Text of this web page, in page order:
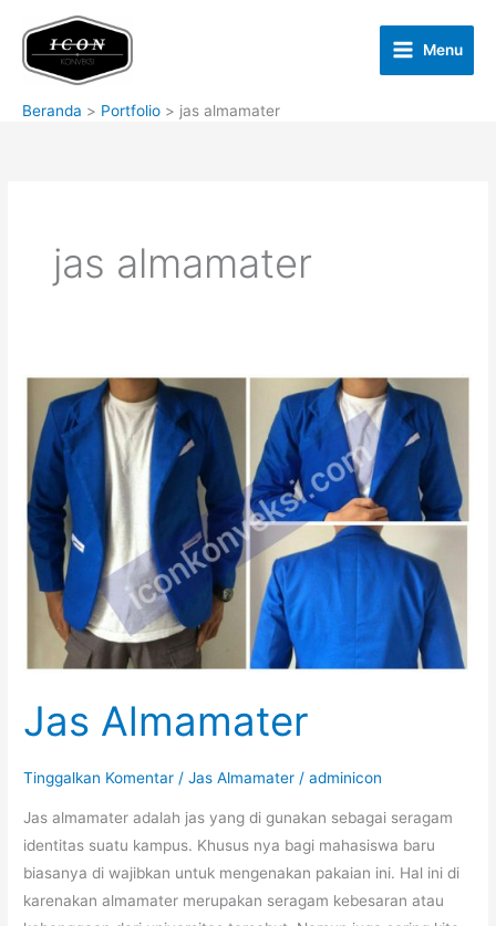
konten
Menu
Beranda Portfolio jas almamater
jas almamater
Jas Almamater
Tinggalkan Komentar /Jas Almamater /adminicon
Jas almamater adalah jas yang di gunakan sebagai seragam
identitas suatu kampus. Khusus nya bagi mahasiswa baru
biasanya di wajibkan untuk mengenakan pakaian ini. Hal ini di
karenakan almamater merupakan seragam kebesaran atau